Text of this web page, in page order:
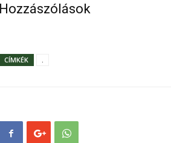
Hozzászólások
CÍMKÉK .